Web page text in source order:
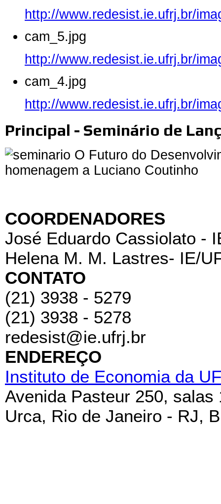
http://www.redesist.ie.ufrj.br/
cam_5.jpg
http://www.redesist.ie.ufrj.br/
cam_4.jpg
http://www.redesist.ie.ufrj.br/
Principal - Seminário de
COORDENADORES
José Eduardo Cassiolato -
Helena M. M. Lastres- IE/
CONTATO
(21) 3938 - 5279
(21) 3938 - 5278
redesist@ie.ufrj.br
ENDEREÇO
Instituto de Economia da
Avenida Pasteur 250, salas
Urca, Rio de Janeiro - RJ,